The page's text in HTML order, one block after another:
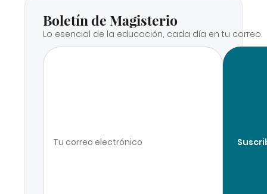
Boletín de Magisterio
Lo esencial de la educación, cada día en tu correo.